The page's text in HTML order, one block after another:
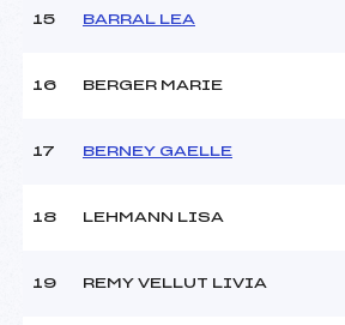
15 BARRAL LEA
16 BERGER MARIE
17 BERNEY GAELLE
18 LEHMANN LISA
19 REMY VELLUT LIVIA